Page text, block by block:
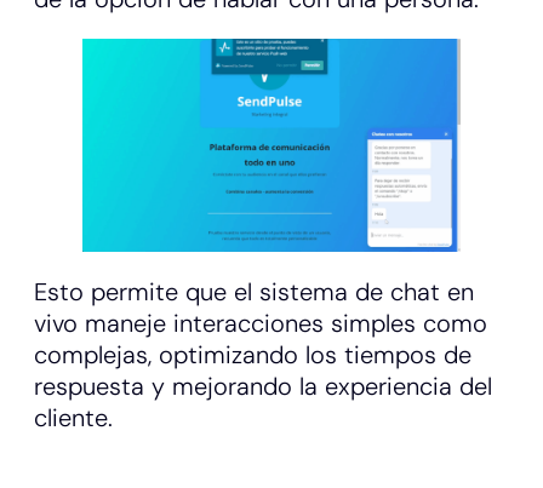
Esto permite que el sistema de chat en
vivo maneje interacciones simples como
complejas, optimizando los tiempos de
respuesta y mejorando la experiencia del
cliente.